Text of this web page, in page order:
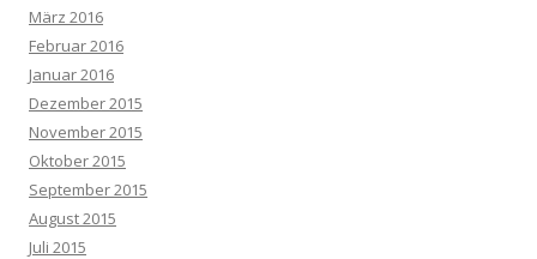
März 2016
Februar 2016
Januar 2016
Dezember 2015
November 2015
Oktober 2015
September 2015
August 2015
Juli 2015